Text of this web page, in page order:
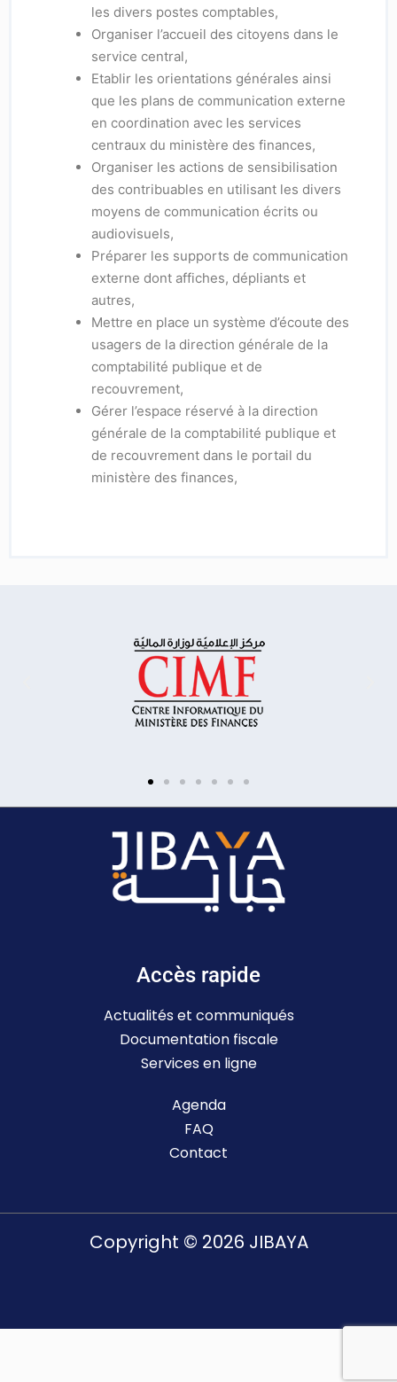
les divers postes comptables,
Organiser l’accueil des citoyens dans le
service central,
Etablir les orientations générales ainsi
que les plans de communication externe
en coordination avec les services
centraux du ministère des finances,
Organiser les actions de sensibilisation
des contribuables en utilisant les divers
moyens de communication écrits ou
audiovisuels,
Préparer les supports de communication
externe dont affiches, dépliants et
autres,
Mettre en place un système d’écoute des
usagers de la direction générale de la
comptabilité publique et de
recouvrement,
Gérer l’espace réservé à la direction
générale de la comptabilité publique et
de recouvrement dans le portail du
ministère des finances,
Accès rapide
Actualités et communiqués
Documentation fiscale
Services en ligne
Agenda
FAQ
Contact
Copyright © 2026 JIBAYA